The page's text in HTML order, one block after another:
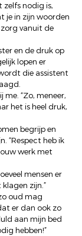
zelfs nodig is,
je in zijn woorden
vanuit de
en de druk op
lopen er
die assistent
“Zo, meneer,
het is heel druk,
begrijp en
“Respect heb ik
werk met
mensen er
zijn.”
oud mag
er dan ook zo
aan mijn bed
hebben!”